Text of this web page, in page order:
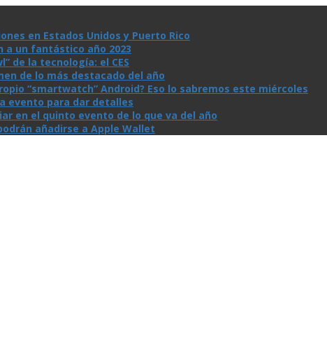
en Estados Unidos y Puerto Rico
a un fantástico año 2023
de la tecnologí­a: el CES
de lo más destacado del año
“smartwatch” Android? Eso lo sabremos este miércoles
evento para dar detalles
en el quinto evento de lo que va del año
añadirse a Apple Wallet